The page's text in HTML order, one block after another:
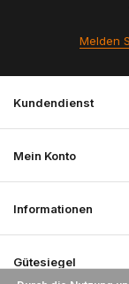
Melden
Kundendienst
Mein Konto
Informationen
Gütesiegel